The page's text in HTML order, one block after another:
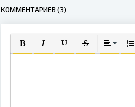
КОММЕНТАРИЕВ (3)
ПОЛУЖИРНЫЙ
КУРСИВПОДЧЕРКНУТЫЙ
ЗАЧЕРКНУТЫЙ